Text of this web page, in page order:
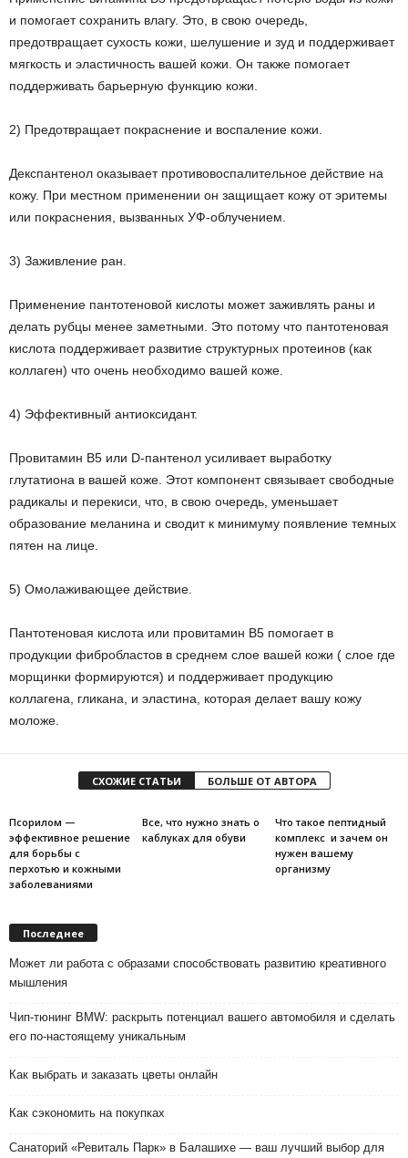
и помогает сохранить влагу. Это, в свою очередь,
предотвращает сухость кожи, шелушение и зуд и поддерживает
мягкость и эластичность вашей кожи. Он также помогает
поддерживать барьерную функцию кожи.
2) Предотвращает покраснение и воспаление кожи.
Декспантенол оказывает противовоспалительное действие на
кожу. При местном применении он защищает кожу от эритемы
или покраснения, вызванных УФ-облучением.
3) Заживление ран.
Применение пантотеновой кислоты может заживлять раны и
делать рубцы менее заметными. Это потому что пантотеновая
кислота поддерживает развитие структурных протеинов (как
коллаген) что очень необходимо вашей коже.
4) Эффективный антиоксидант.
Провитамин B5 или D-пантенол усиливает выработку
глутатиона в вашей коже. Этот компонент связывает свободные
радикалы и перекиси, что, в свою очередь, уменьшает
образование меланина и сводит к минимуму появление темных
пятен на лице.
5) Омолаживающее действие.
Пантотеновая кислота или провитамин B5 помогает в
продукции фибробластов в среднем слое вашей кожи ( слое где
морщинки формируются) и поддерживает продукцию
коллагена, гликана, и эластина, которая делает вашу кожу
моложе.
СХОЖИЕ СТАТЬИ БОЛЬШЕ ОТ АВТОРА
Псорилом —
эффективное решение
для борьбы с
перхотью и кожными
заболеваниями
Все, что нужно знать о
каблуках для обуви
Что такое пептидный
комплекс и зачем он
нужен вашему
организму
Последнее
Может ли работа с образами способствовать развитию креативного
мышления
Чип-тюнинг BMW: раскрыть потенциал вашего автомобиля и сделать
его по-настоящему уникальным
Как выбрать и заказать цветы онлайн
Как сэкономить на покупках
Санаторий «Ревиталь Парк» в Балашихе — ваш лучший выбор для